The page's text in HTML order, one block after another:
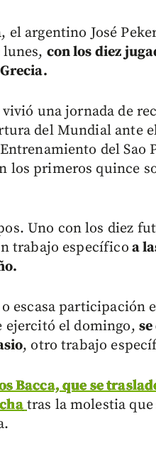
el argentino José
con los diez
una jornada de
del Mundial ante
del Sao
los primeros quince
Uno con los diez
trabajo específico a
escasa participación
ejercitó el domingo,
, otro trabajo
Bacca, que se
tras la molestia